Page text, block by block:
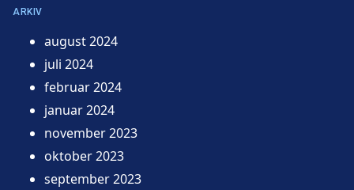
ARKIV
august 2024
juli 2024
februar 2024
januar 2024
november 2023
oktober 2023
september 2023